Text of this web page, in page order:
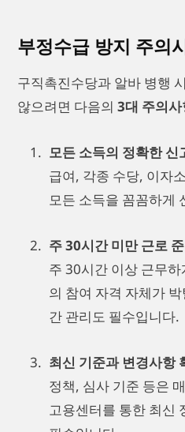
부정수급 방지 주의
구직촉진수당과 알바 병행
않으려면 다음의 3대 주의
모든 소득의 정확한 신
급여, 각종 수당, 이자
모든 소득을 꼼꼼하게
주 30시간 미만 근로
주 30시간 이상 근무
의 참여 자격 자체가
간 관리도 필수입니다.
최신 기준과 변경사항
정책, 심사 기준 등은
고용센터를 통한 최신